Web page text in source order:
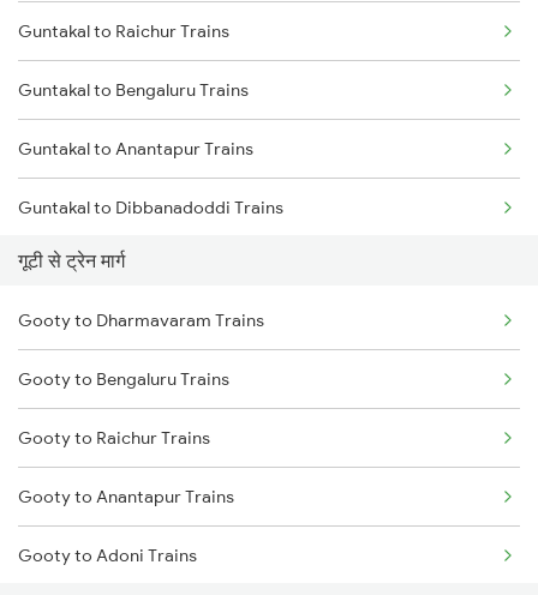
Mumbai to Delhi Trains
Mumbai to Goa Trains
Chennai to Coimbatore Trains
Guntakal to Raichur Trains
Guntakal to Bengaluru Trains
Guntakal to Anantapur Trains
Guntakal to Dibbanadoddi Trains
Guntakal to Adoni Trains
Guntakal to Hindupur Trains
Guntakal to Tirupati Trains
गूटी से ट्रेन मार्ग
Gooty to Dharmavaram Trains
Gooty to Bengaluru Trains
Gooty to Raichur Trains
Gooty to Anantapur Trains
Gooty to Adoni Trains